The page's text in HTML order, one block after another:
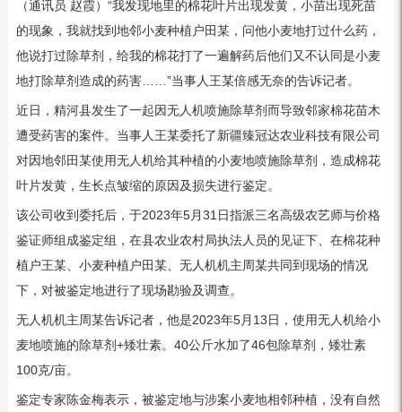
（通讯员 赵霞）“我发现地里的棉花叶片出现发黄，小苗出现死苗
的现象，我就找到地邻小麦种植户田某，问他小麦地打过什么药，
他说打过除草剂，给我的棉花打了一遍解药后他们又不认同是小麦
地打除草剂造成的药害……”当事人王某倍感无奈的告诉记者。
近日，精河县发生了一起因无人机喷施除草剂而导致邻家棉花苗木
遭受药害的案件。当事人王某委托了新疆臻冠达农业科技有限公司
对因地邻田某使用无人机给其种植的小麦地喷施除草剂，造成棉花
叶片发黄，生长点皱缩的原因及损失进行鉴定。
该公司收到委托后，于2023年5月31日指派三名高级农艺师与价格
鉴证师组成鉴定组，在县农业农村局执法人员的见证下、在棉花种
植户王某、小麦种植户田某、无人机机主周某共同到现场的情况
下，对被鉴定地进行了现场勘验及调查。
无人机机主周某告诉记者，他是2023年5月13日，使用无人机给小
麦地喷施的除草剂+矮壮素。40公斤水加了46包除草剂，矮壮素
100克/亩。
鉴定专家陈金梅表示，被鉴定地与涉案小麦地相邻种植，没有自然